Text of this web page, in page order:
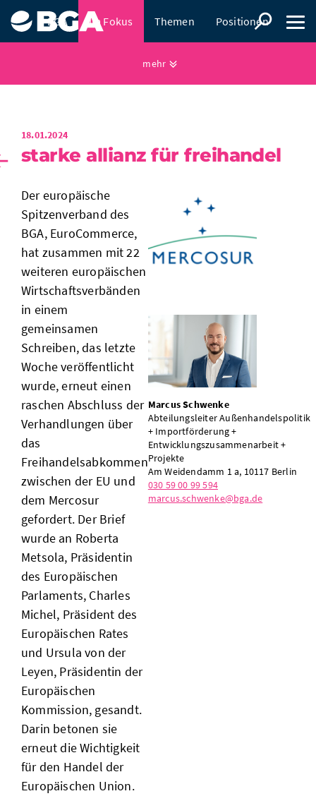
BGA Im Fokus
mehr
Themen Positionen
Presse
18.01.2024
starke allianz für freihandel
Der europäische
Spitzenverband des
BGA, EuroCommerce,
hat zusammen mit 22
weiteren europäischen
Wirtschaftsverbänden
in einem
gemeinsamen
Schreiben, das letzte
Woche veröffentlicht
wurde, erneut einen
raschen Abschluss der
Verhandlungen über
das
Freihandelsabkommen
zwischen der EU und
dem Mercosur
gefordert. Der Brief
wurde an Roberta
Metsola, Präsidentin
des Europäischen
Parlaments, Charles
Michel, Präsident des
Europäischen Rates
und Ursula von der
Leyen, Präsidentin der
Europäischen
Kommission, gesandt.
Darin betonen sie
erneut die Wichtigkeit
für den Handel der
Europäischen Union.
Marcus Schwenke
Abteilungsleiter Außenhandelspolitik
+ Importförderung +
Entwicklungszusammenarbeit +
Projekte
Am Weidendamm 1 a, 10117 Berlin
030 59 00 99 594
marcus.schwenke@bga.de